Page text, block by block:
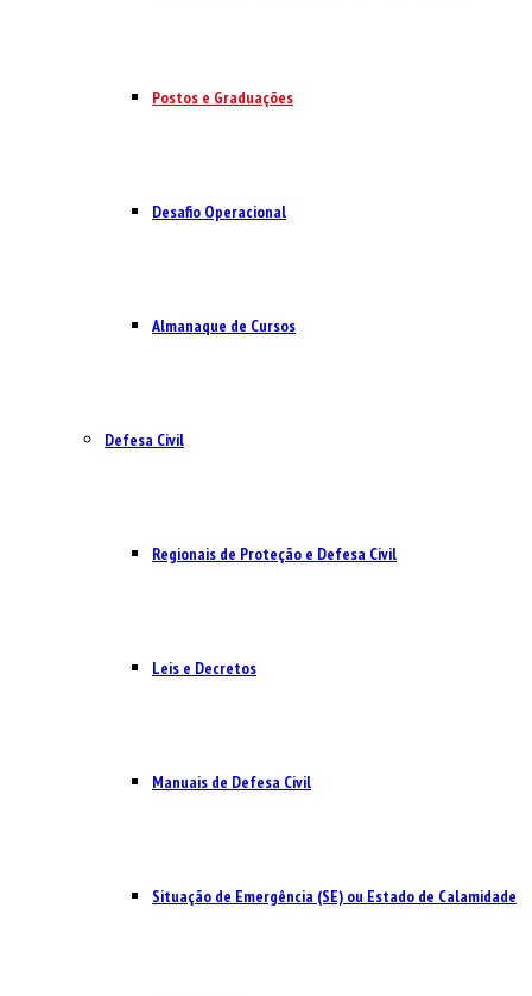
Postos e Graduações
Desafio Operacional
Almanaque de Cursos
Defesa Civil
Regionais de Proteção e Defesa Civil
Leis e Decretos
Manuais de Defesa Civil
Situação de Emergência (SE) ou Estado de Calamidade